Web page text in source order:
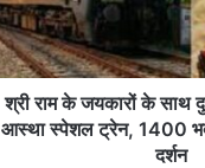
श्री राम के जयकारों के साथ
आस्था स्पेशल ट्रेन, 1400
दर्शन